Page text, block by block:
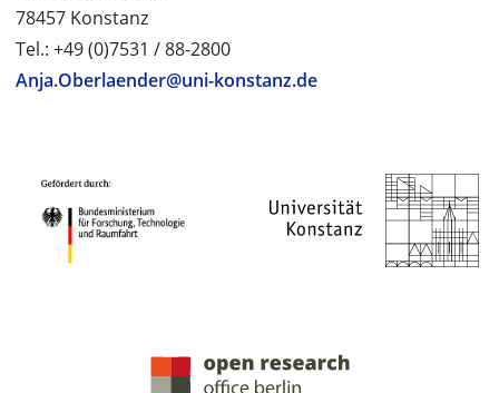
78457 Konstanz
Tel.: +49 (0)7531 / 88-2800
Anja.Oberlaender@uni-konstanz.de